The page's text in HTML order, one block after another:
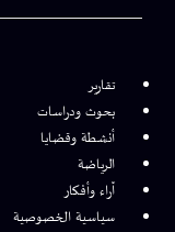
تقارير
بحوث ودراسات
أنشطة وقضايا
الرياضة
آراء وأفكار
سياسية الخصوصية